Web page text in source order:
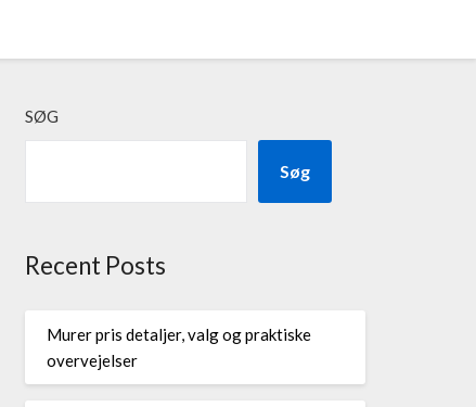
SØG
Søg
Recent Posts
Murer pris detaljer, valg og praktiske
overvejelser